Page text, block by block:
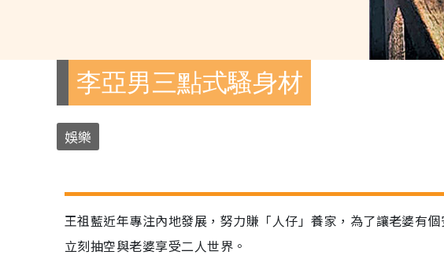
李亞男三點式騷身材
娛樂
王祖藍近年專注內地發展，努力賺「人仔」養家，為了讓老婆有
立刻抽空與老婆享受二人世界。